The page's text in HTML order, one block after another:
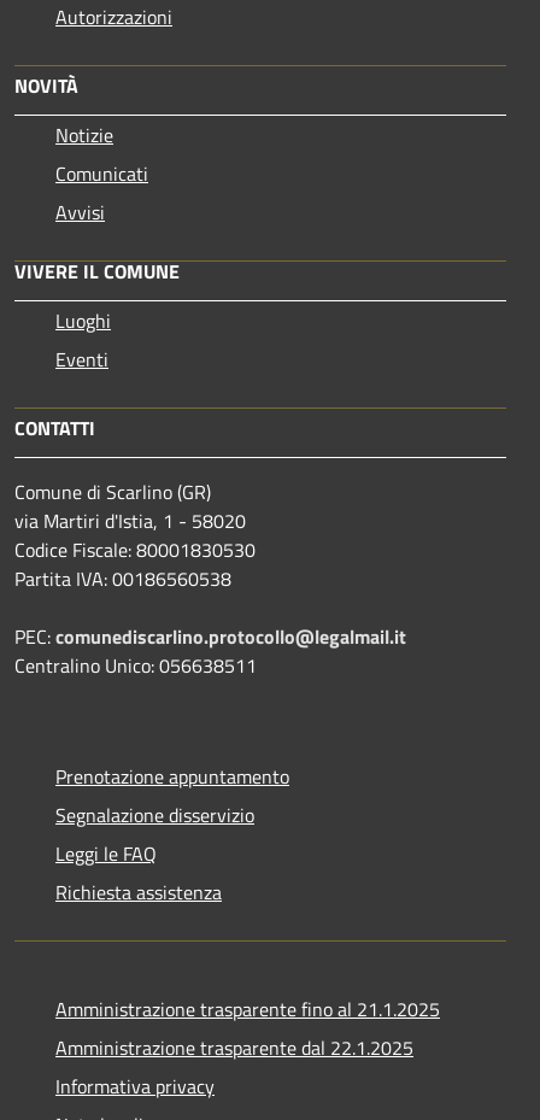
Autorizzazioni
NOVITÀ
Notizie
Comunicati
Avvisi
VIVERE IL COMUNE
Luoghi
Eventi
CONTATTI
Comune di Scarlino (GR)
via Martiri d'Istia, 1 - 58020
Codice Fiscale: 80001830530
Partita IVA: 00186560538
PEC:comunediscarlino.protocollo@legalmail.it
Centralino Unico: 056638511
Prenotazione appuntamento
Segnalazione disservizio
Leggi le FAQ
Richiesta assistenza
Amministrazione trasparente fino al 21.1.2025
Amministrazione trasparente dal 22.1.2025
Informativa privacy